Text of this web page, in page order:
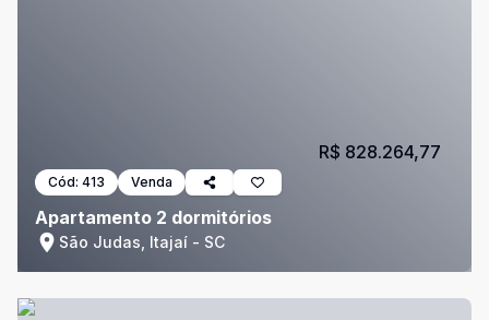
Cód: 413 Venda
Apartamento 2 dormitórios
São Judas, Itajaí - SC
R$ 828.264,77